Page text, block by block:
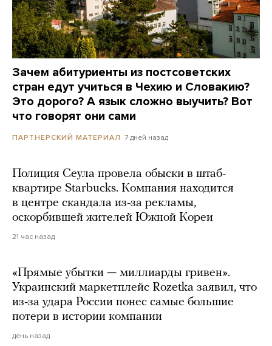
Зачем абитуриенты из постсоветских
стран едут учиться в Чехию и Словакию?
Это дорого? А язык сложно выучить? Вот
что говорят они сами
ПАРТНЕРСКИЙ МАТЕРИАЛ 7 дней назад
Полиция Сеула провела обыски в штаб-
квартире Starbucks. Компания находится
в центре скандала из-за рекламы,
оскорбившей жителей Южной Кореи
21 час назад
«Прямые убытки — миллиарды гривен».
Украинский маркетплейс Rozetka заявил, что
из-за удара России понес самые большие
потери в истории компании
день назад